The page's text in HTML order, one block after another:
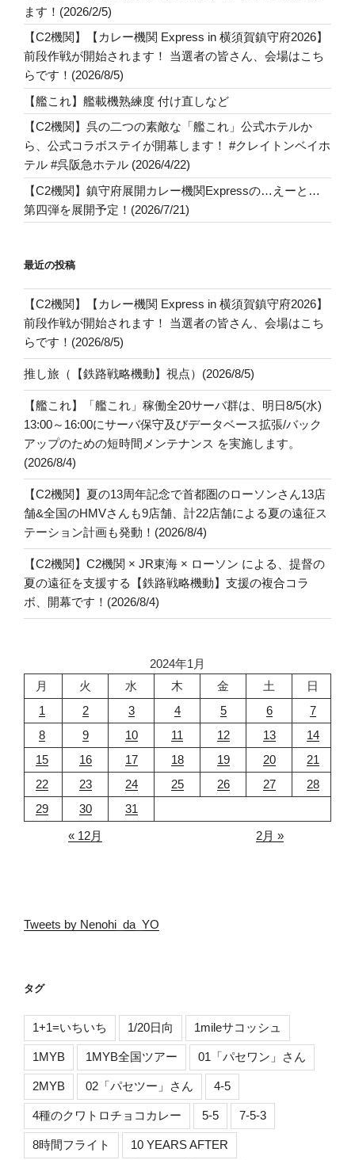
ます！(2026/2/5)
【C2機関】【カレー機関 Express in 横須賀鎮守府2026】
前段作戦が開始されます！ 当選者の皆さん、会場はこち
らです！(2026/8/5)
【艦これ】艦載機熟練度 付け直しなど
【C2機関】呉の二つの素敵な「艦これ」公式ホテルか
ら、公式コラボステイが開幕します！ #クレイトンベイホ
テル #呉阪急ホテル (2026/4/22)
【C2機関】鎮守府展開カレー機関Expressの…えーと…
第四弾を展開予定！(2026/7/21)
最近の投稿
【C2機関】【カレー機関 Express in 横須賀鎮守府2026】
前段作戦が開始されます！ 当選者の皆さん、会場はこち
らです！(2026/8/5)
推し旅（【鉄路戦略機動】視点）(2026/8/5)
【艦これ】「艦これ」稼働全20サーバ群は、明日8/5(水)
13:00～16:00にサーバ保守及びデータベース拡張/バック
アップのための短時間メンテナンス を実施します。
(2026/8/4)
【C2機関】夏の13周年記念で首都圏のローソンさん13店
舗&全国のHMVさんも9店舗、計22店舗による夏の遠征ス
テーション計画も発動！(2026/8/4)
【C2機関】C2機関 × JR東海 × ローソン による、提督の
夏の遠征を支援する【鉄路戦略機動】支援の複合コラ
ボ、開幕です！(2026/8/4)
2024年1月
月
火 水 木 金 土
日
1
2 3 4 5 6
7
8
9 10 11 12 13
14
15
16 17 18 19 20
21
22
23 24 25 26 27
28
29
30
31
« 12月
2月 »
Tweets by Nenohi_da_YO
タグ
1+1=いちいち 1/20日向 1mileサコッシュ
1MYB 1MYB全国ツアー 01「パセワン」さん
2MYB 02「パセツー」さん 4-5
4種のクワトロチョコカレー 5-5 7-5-3
8時間フライト 10 YEARS AFTER